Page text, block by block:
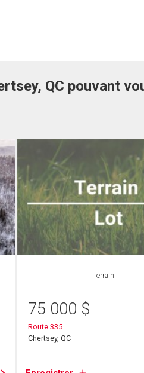
QC pouvant
Terrain
75 000 $
Route 335
Chertsey, QC